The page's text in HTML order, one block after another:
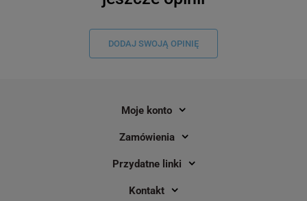
DODAJ SWOJĄ OPINIĘ
Moje konto
Zamówienia
Przydatne linki
Kontakt